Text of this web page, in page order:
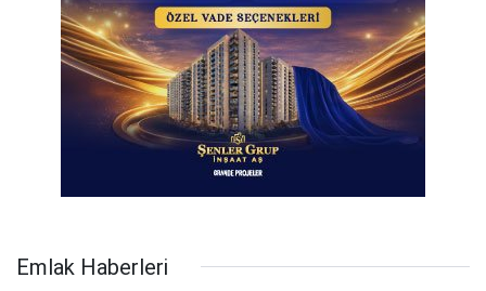
Emlak Haberleri